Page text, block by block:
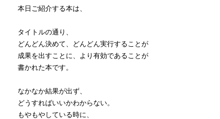
本日ご紹介する本は、
タイトルの通り、
どんどん決めて、どんどん実行することが
成果を出すことに、より有効であることが
書かれた本です。
なかなか結果が出ず、
どうすればいいかわからない。
もやもやしている時に、